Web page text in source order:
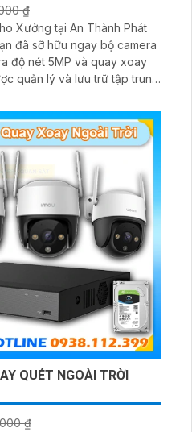
₫
Xưởng tại An Thành Phát
đã sỡ hữu ngay bộ camera
độ nét 5MP và quay xoay
quản lý và lưu trữ tập trung
QUÉT NGOÀI TRỜI
₫